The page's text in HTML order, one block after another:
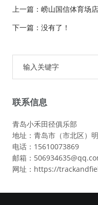
上一篇： 崂山国信体育场
下一篇：没有了！
联系信息
青岛小禾田径俱乐部
地址：青岛市（市北区）
电话：15610073869
邮箱：
网址：https://